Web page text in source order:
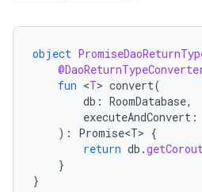
object
fun <T> convert(
db : RoomDatabase,
executeAndConvert :
):
Promise<T> {
return db .
}
}